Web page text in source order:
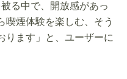
る中で、開放感があっ
喫煙体験を楽しむ、そう
ります」と、ユーザーに